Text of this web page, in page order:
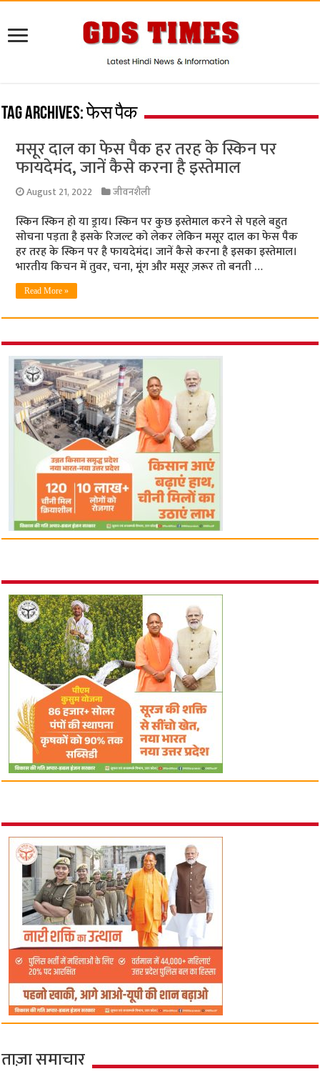
Tag Archives:फेस पैक
मसूर दाल का फेस पैक हर तरह के स्किन पर
फायदेमंद, जानें कैसे करना है इस्तेमाल
August 21, 2022 जीवनशैली
स्किन स्किन हो या ड्राय। स्किन पर कुछ इस्तेमाल करने से पहले बहुत
सोचना पड़ता है इसके रिजल्ट को लेकर लेकिन मसूर दाल का फेस पैक
हर तरह के स्किन पर है फायदेमंद। जानें कैसे करना है इसका इस्तेमाल।
भारतीय किचन में तुवर, चना, मूंग और मसूर ज़रूर तो बनती …
Read More »
ताज़ा समाचार